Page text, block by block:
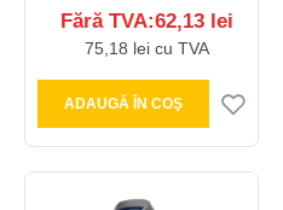
Fără TVA:62,13 lei
75,18 lei cu TVA
ADAUGĂ ÎN COŞ